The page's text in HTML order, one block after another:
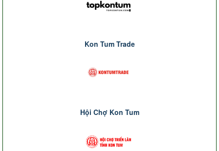
Kon Tum Trade
Hội Chợ Kon Tum